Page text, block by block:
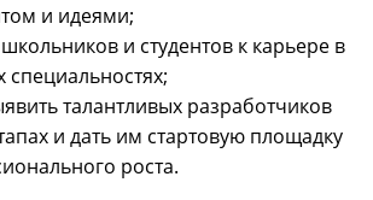
и идеями;
и студентов к карьере в
талантливых разработчиков
и дать им стартовую площадку
роста.